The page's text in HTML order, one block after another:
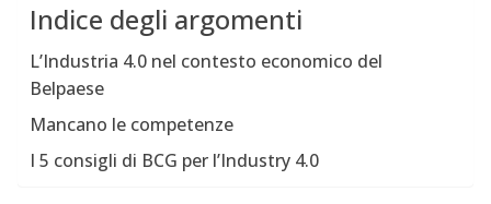
Indice degli argomenti
L’Industria 4.0 nel contesto economico del
Belpaese
Mancano le competenze
I 5 consigli di BCG per l’Industry 4.0